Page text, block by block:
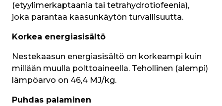
(etyylimerkaptaania tai tetrahydrotiofeenia),
joka parantaa kaasunkäytön turvallisuutta.
Korkea energiasisältö
Nestekaasun energiasisältö on korkeampi kuin
millään muulla polttoaineella. Tehollinen (alempi)
lämpöarvo on 46,4 MJ/kg.
Puhdas palaminen